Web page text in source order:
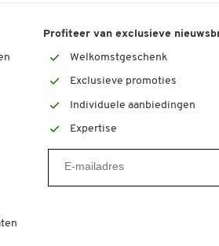
Profiteer van exclusieve
Welkomstgeschenk
Exclusieve promoties
Individuele aanbiedingen
Expertise